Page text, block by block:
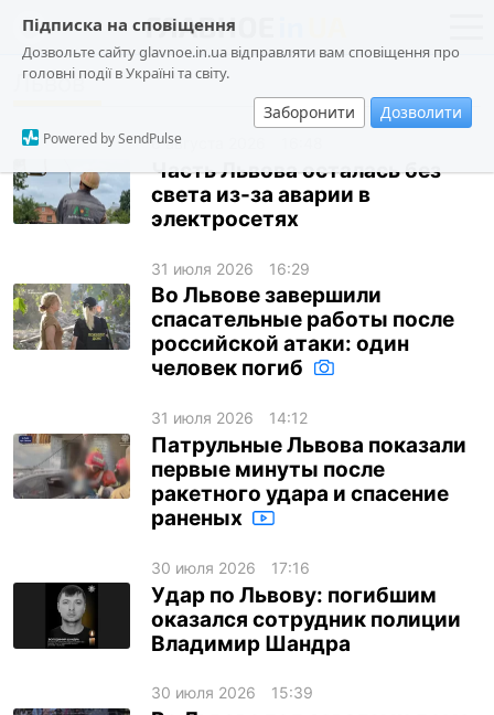
Підписка на сповіщення
Дозвольте сайту glavnoe.in.ua відправляти вам сповіщення про
головні події в Україні та світу.
Заборонити Дозволити
Powered by SendPulse
новости
о проекте
общество
происшествия
техно
спорт
лонгриды
архив
gambling
Львов
6 августа 2026
Часть Львова осталась без
света из-за аварии в
электросетях
31 июля 2026 16:29
Во Львове завершили
спасательные работы после
российской атаки: один
человек погиб
31 июля 2026 14:12
Патрульные Львова показали
первые минуты после
ракетного удара и спасение
раненых
30 июля 2026 17:16
Удар по Львову: погибшим
оказался сотрудник полиции
Владимир Шандра
30 июля 2026 15:39